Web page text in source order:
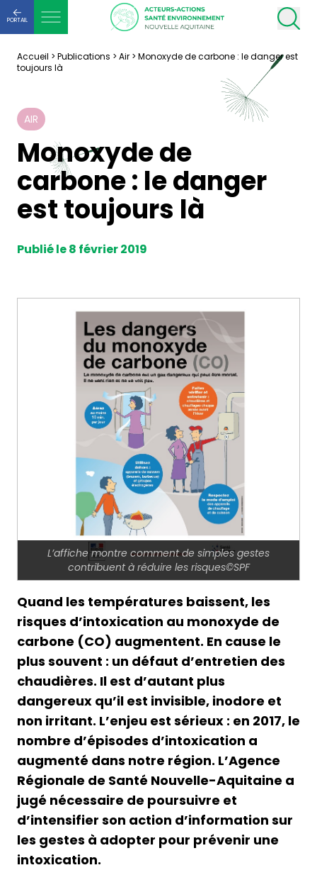
PORTAIL
Accueil > Publications > Air > Monoxyde de carbone : le danger est
toujours là
AIR
Monoxyde de
carbone : le danger
est toujours là
Publié le 8 février 2019
L’affiche montre comment de simples gestes
contribuent à réduire les risques©SPF
Quand les températures baissent, les
risques d’intoxication au monoxyde de
carbone (CO) augmentent. En cause le
plus souvent : un défaut d’entretien des
chaudières. Il est d’autant plus
dangereux qu’il est invisible, inodore et
non irritant. L’enjeu est sérieux : en 2017, le
nombre d’épisodes d’intoxication a
augmenté dans notre région. L’Agence
Régionale de Santé Nouvelle-Aquitaine a
jugé nécessaire de poursuivre et
d’intensifier son action d’information sur
les gestes à adopter pour prévenir une
intoxication.